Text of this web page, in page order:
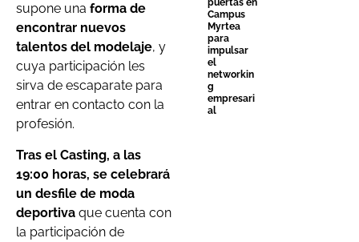
supone una forma de
encontrar nuevos
talentos del modelaje, y
cuya participación les
sirva de escaparate para
entrar en contacto con la
profesión.
Tras el Casting, a las
19:00 horas, se celebrará
un desfile de moda
deportiva que cuenta con
la participación de
puertas en
Campus
Myrtea
para
impulsar
el
networkin
g
empresari
al